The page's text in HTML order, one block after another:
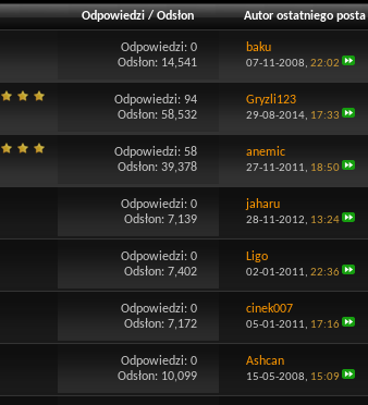
Odpowiedzi/Odsłon Autor ostatniego posta
Odpowiedzi:0
Odsłon: 14,541
baku
07-11-2008, 22:02
Odpowiedzi:94
Odsłon: 58,532
Gryzli123
29-08-2014, 17:33
Odpowiedzi:58
Odsłon: 39,378
anemic
27-11-2011, 18:50
Odpowiedzi:0
Odsłon: 7,139
jaharu
28-11-2012, 13:24
Odpowiedzi:0
Odsłon: 7,402
Ligo
02-01-2011, 22:36
Odpowiedzi:0
Odsłon: 7,172
cinek007
05-01-2011, 17:16
Odpowiedzi:0
Odsłon: 10,099
Ashcan
15-05-2008, 15:09